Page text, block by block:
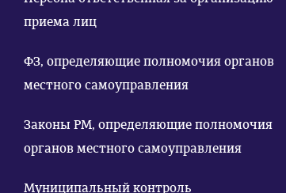
приема лиц
ФЗ, определяющие полномочия органов
местного самоуправления
Законы РМ, определяющие полномочия
органов местного самоуправления
Муниципальный контроль